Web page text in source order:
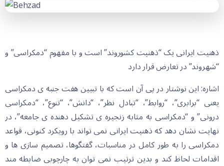
ذهنیت ایرانی یک “ذهنیت کشوروند” است و با مفهوم “دمکراسی” و
“شهروند” در تعارض قرار دارد
اشاره: این نوشتار در پی آن است که با تبیین هفت جنبه ی دمکراسی
یعنی “برابری”، “روابط”، “تبادل نظر”، “دانش”، “تنوع”، “دمکراسی
درونی” و “دمکراسی به مثابه زنجیره ی تشکیل دهنده ی جامعه”، در
نهایت نشان دهد که ذهنیت ایرانی نمی تواند با رویکرد کنونی، قواعد
دمکراسی را به طور کامل در مناسبات، گفتگوها، تصمیم سازی ها و
اقدامات لحاظ کند و بدین ترتیب نمی توان به چارچوبی ضابطه مند